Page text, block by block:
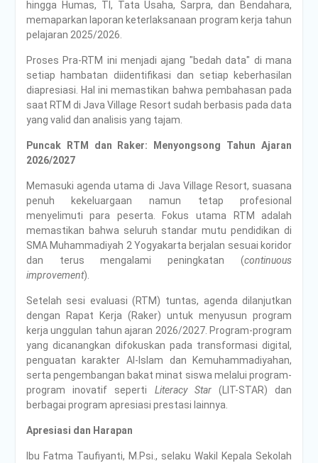
hingga Humas, TI, Tata Usaha, Sarpra, dan Bendahara,
memaparkan laporan keterlaksanaan program kerja tahun
pelajaran 2025/2026.
Proses Pra-RTM ini menjadi ajang "bedah data" di mana
setiap hambatan diidentifikasi dan setiap keberhasilan
diapresiasi. Hal ini memastikan bahwa pembahasan pada
saat RTM di Java Village Resort sudah berbasis pada data
yang valid dan analisis yang tajam.
Puncak RTM dan Raker: Menyongsong Tahun Ajaran
2026/2027
Memasuki agenda utama di Java Village Resort, suasana
penuh kekeluargaan namun tetap profesional
menyelimuti para peserta. Fokus utama RTM adalah
memastikan bahwa seluruh standar mutu pendidikan di
SMA Muhammadiyah 2 Yogyakarta berjalan sesuai koridor
dan terus mengalami peningkatan (continuous
improvement).
Setelah sesi evaluasi (RTM) tuntas, agenda dilanjutkan
dengan Rapat Kerja (Raker) untuk menyusun program
kerja unggulan tahun ajaran 2026/2027. Program-program
yang dicanangkan difokuskan pada transformasi digital,
penguatan karakter Al-Islam dan Kemuhammadiyahan,
serta pengembangan bakat minat siswa melalui program-
program inovatif seperti Literacy Star(LIT-STAR) dan
berbagai program apresiasi prestasi lainnya.
Apresiasi dan Harapan
Ibu Fatma Taufiyanti, M.Psi., selaku Wakil Kepala Sekolah